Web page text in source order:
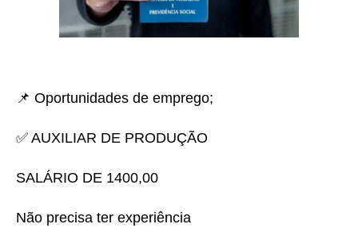
📌 Oportunidades de emprego;
✅ AUXILIAR DE PRODUÇÃO
SALÁRIO DE 1400,00
Não precisa ter experiência